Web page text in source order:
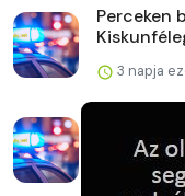
Perceken
3 napja
3 napja